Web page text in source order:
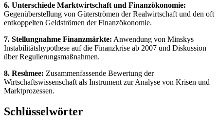
6. Unterschiede Marktwirtschaft und Finanzökonomie:
Gegenüberstellung von Güterströmen der Realwirtschaft und den oft
entkoppelten Geldströmen der Finanzökonomie.
7. Stellungnahme Finanzmärkte: Anwendung von Minskys
Instabilitätshypothese auf die Finanzkrise ab 2007 und Diskussion
über Regulierungsmaßnahmen.
8. Resümee: Zusammenfassende Bewertung der
Wirtschaftswissenschaft als Instrument zur Analyse von Krisen und
Marktprozessen.
Schlüsselwörter